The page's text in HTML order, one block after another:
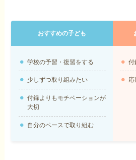
おすすめの子ども
学校の予習・復習をする
少しずつ取り組みたい
付録よりもモチベーションが
大切
自分のペースで取り組む
付